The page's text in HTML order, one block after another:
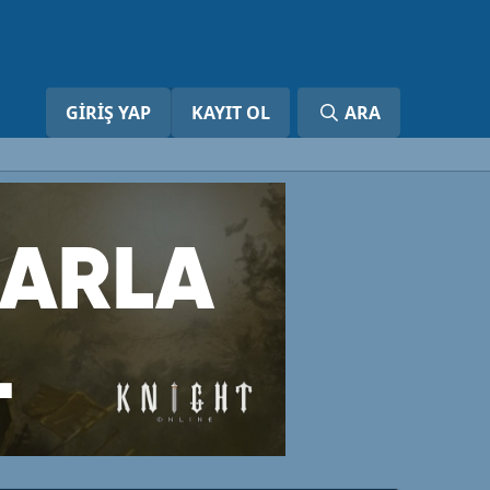
GIRIŞ YAP KAYIT OL ARA